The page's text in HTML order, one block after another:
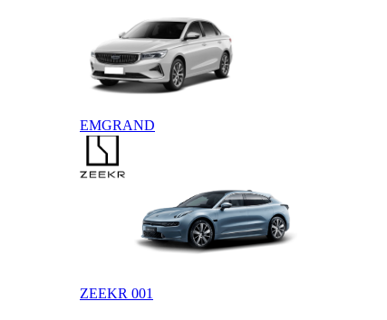
EMGRAND
ZEEKR 001